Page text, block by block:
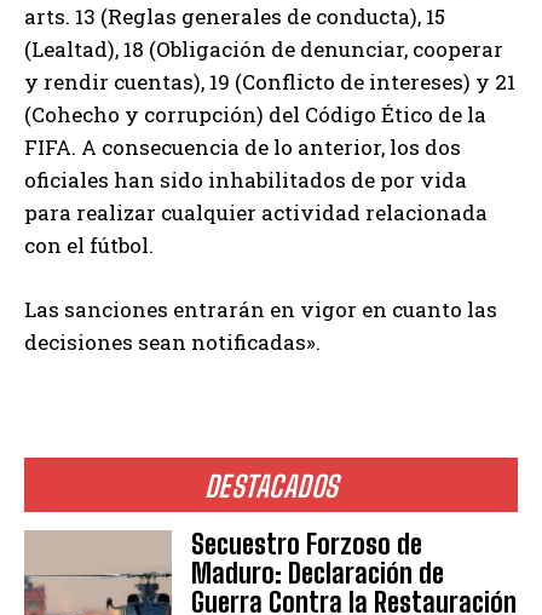
DESTACADOS
Secuestro Forzoso de
Maduro: Declaración de
Guerra Contra la Restauración
arts. 13 (Reglas generales de conducta), 15
(Lealtad), 18 (Obligación de denunciar, cooperar
y rendir cuentas), 19 (Conflicto de intereses) y 21
(Cohecho y corrupción) del Código Ético de la
FIFA. A consecuencia de lo anterior, los dos
oficiales han sido inhabilitados de por vida
para realizar cualquier actividad relacionada
con el fútbol.
Las sanciones entrarán en vigor en cuanto las
decisiones sean notificadas».